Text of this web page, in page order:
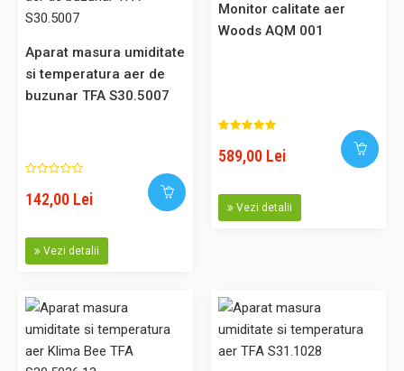
din alimente, lichide etc. - ideal pentru controlul temperaturii
alimentelor - masurare rapida si precisa - utilizare in diferite
aplicatii: vinuri, mancare copii, fripturi etc - conform HACCP
Termometru pentru monitorizarea te..
65,00 Lei
Adaugă în Coş
Aparat masura distante cu unde laser TFA S31.3300
Aparat masura umiditate
si temperatura aer de
buzunar TFA S30.5007
142,00 Lei
Vezi detalii
Monitor calitate aer
Woods AQM 001
589,00 Lei
Vezi detalii